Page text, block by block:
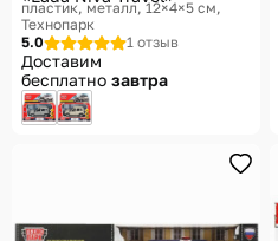
пластик, металл, 12×4×5 см
Технопарк
5.0
1 отзыв
Доставим
бесплатно завтра